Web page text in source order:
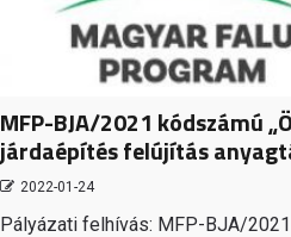
MFP-BJA/2021 kódszámú
járdaépítés felújítás
2022-01-24
Pályázati felhívás: MFP-BJA/